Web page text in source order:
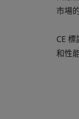
市場
CE
和性